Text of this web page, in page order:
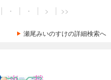
・ ・ > >>
瀬尾みいのすけの詳細検索へ